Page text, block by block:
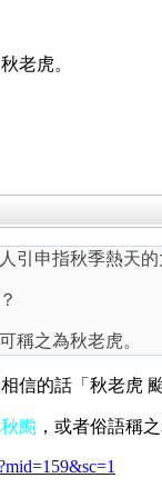
老虎。
引申指秋季熱天
稱之為秋老虎。
的話「秋老虎
秋颱 ，或者俗語稱